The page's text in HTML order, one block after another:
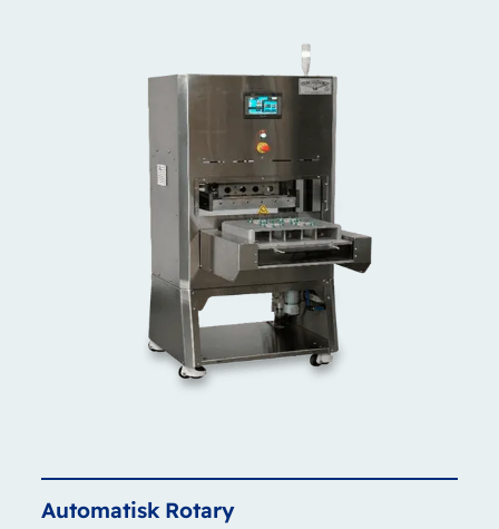
Automatisk Rotary